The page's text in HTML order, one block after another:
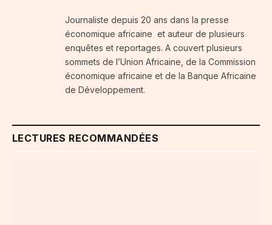
Journaliste depuis 20 ans dans la presse
économique africaine et auteur de plusieurs
enquêtes et reportages. A couvert plusieurs
sommets de l’Union Africaine, de la Commission
économique africaine et de la Banque Africaine
de Développement.
LECTURES RECOMMANDÉES